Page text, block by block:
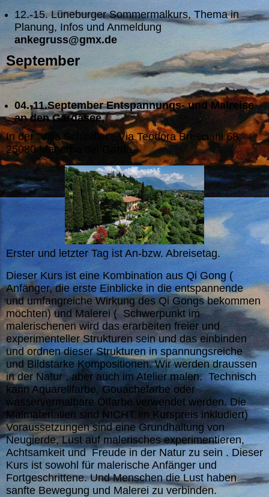
12.-15. Lüneburger Sommermalkurs, Thema in
Planung, Infos und Anmeldung
ankegruss@gmx.de
September
04.-11.September Entspannungs- und Malreise
an den Gardasee,
In der "Villa Schindler", Via Teodora Bresciani 68,
25080 Manerba del Garda,
Erster und letzter Tag ist An-bzw. Abreisetag.
Dieser Kurs ist eine Kombination aus Qi Gong (
Anfänger, die erste Einblicke in die entspannende
und umfangreiche Wirkung des Qi Gongs bekommen
möchten) und Malerei ( Schwerpunkt im
malerischenen wird das erarbeiten freier und
experimenteller Strukturen sein und das einbinden
und ordnen dieser Strukturen in spannungsreiche
und Bildstarke Kompositionen. Wir werden draussen
in der Natur , aber auch im Atelier malen. Technisch
kann Aquarellfarbe, Gouachefarbe oder
wasservermalbare Ölfarbe verwendet werden. Die
Malmaterialien sind NICHT im Kurspreis inkludiert)
Voraussetzungen sind eine Grundhaltung von
Neugierde, Lust auf malerisches experimentieren,
Achtsamkeit und Freude in der Natur zu sein . Dieser
Kurs ist sowohl für malerische Anfänger und
Fortgeschrittene. Und Menschen die Lust haben
sanfte Bewegung und Malerei zu verbinden.